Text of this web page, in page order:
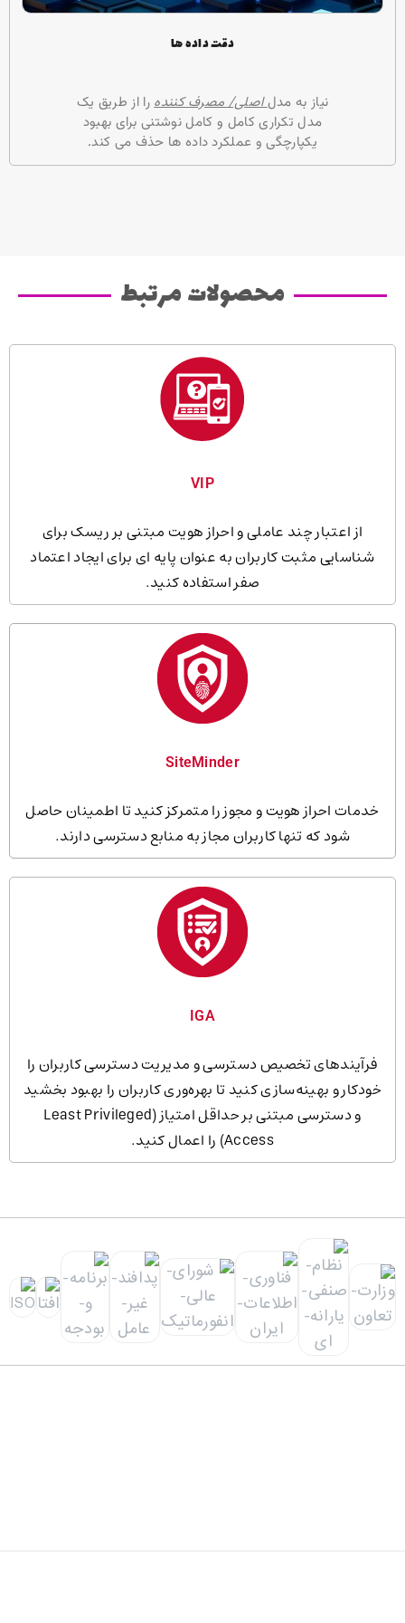
دقت داده ها
نیاز به مدلاصلی/ مصرف کنندهرا از طریق یک
مدل تکراری کامل و کامل نوشتنی برای بهبود
یکپارچگی و عملکرد داده ها حذف می کند.
محصولات مرتبط
VIP
از اعتبار چند عاملی و احراز هویت مبتنی بر ریسک برای
شناسایی مثبت کاربران به عنوان پایه ای برای ایجاد اعتماد
صفر استفاده کنید.
SiteMinder
خدمات احراز هویت و مجوز را متمرکز کنید تا اطمینان حاصل
شود که تنها کاربران مجاز به منابع دسترسی دارند.
IGA
فرآیندهای تخصیص دسترسی و مدیریت دسترسی کاربران را
خودکار و بهینه‌سازی کنید تا بهره‌وری کاربران را بهبود بخشید
و دسترسی مبتنی بر حداقل امتیاز (Least Privileged
Access) را اعمال کنید.